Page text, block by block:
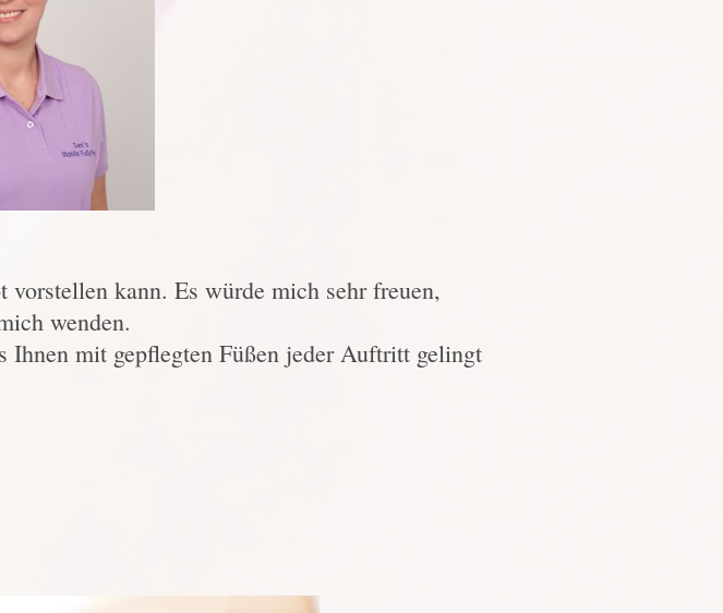
kann. Es würde mich sehr freuen,
wenden.
mit gepflegten Füßen jeder Auftritt gelingt